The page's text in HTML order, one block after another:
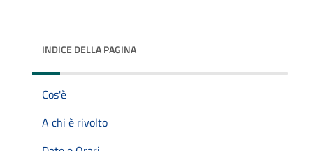
INDICE DELLA PAGINA
Cos'è
A chi è rivolto